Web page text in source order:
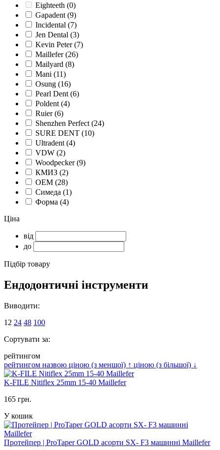
Eighteeth (0)
Gapadent (9)
Incidental (7)
Jen Dental (3)
Kevin Peter(7)
Maillefer(26)
Mailyard (8)
Mani (11)
Osung (16)
Pearl Dent (6)
Poldent (4)
Ruier(6)
Shenzhen Perfect (24)
SURE DENT (10)
Ultradent (4)
VDW (2)
Woodpecker(9)
КМИЗ (2)
ОЕМ (28)
Симеда (1)
Форма (4)
Ціна
від
до
Підбір товару
Ендодонтичні інструменти
Виводити:
12 24 48 100
Сортувати за:
рейтингом
рейтингом назвою ціною (з меншої) ↑ ціною (з більшої) ↓
K-FILE Nitiflex 25mm 15-40 Maillefer
165 грн.
У кошик
Протейпер | ProTaper GOLD асорти SX- F3 машинні Maillefer